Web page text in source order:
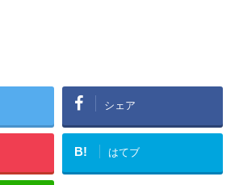
シェア
B! はてブ